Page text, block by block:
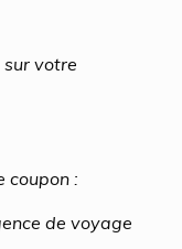
votre
coupon :
de voyage